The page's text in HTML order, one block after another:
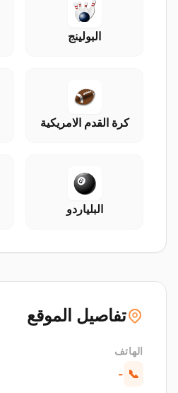
البولينج
كرة القدم الامريكية
البلياردو
تفاصيل الموقع
الهاتف
📞
-